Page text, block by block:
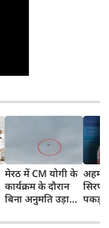
मेरठ में CM योगी के
कार्यक्रम के दौरान
बिना अनुमति उड़ाया
को किया गिरफ्तार
सिरप
पकड़ा
रुपए